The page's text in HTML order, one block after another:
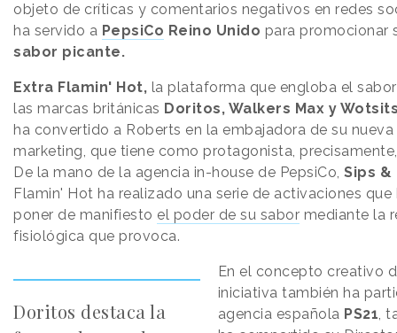
objeto de críticas y comentarios negativos en redes
ha servido a PepsiCo Reino Unido para promocionar
sabor picante.
Extra Flamin' Hot, la plataforma que engloba el
las marcas británicas Doritos, Walkers Max y
ha convertido a Roberts en la embajadora de su
marketing, que tiene como protagonista,
De la mano de la agencia in-house de PepsiCo, Sips &
Flamin' Hot ha realizado una serie de activaciones que
poner de manifiesto el poder de su sabor mediante la
fisiológica que provoca.
Doritos destaca la
En el concepto creativo
iniciativa también ha
agencia española PS21,